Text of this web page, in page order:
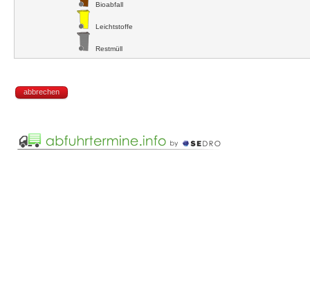
Bioabfall
Leichtstoffe
Restmüll
abbrechen